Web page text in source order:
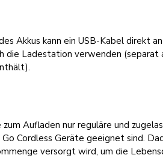
Akkus kann ein USB-Kabel direkt
die Ladestation verwenden
zum Aufladen nur reguläre und
Cordless Geräte geeignet sind.
versorgt wird, um die